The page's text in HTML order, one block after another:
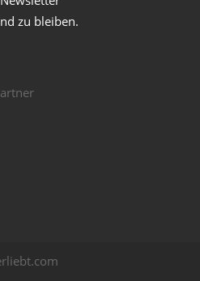
zu bleiben.